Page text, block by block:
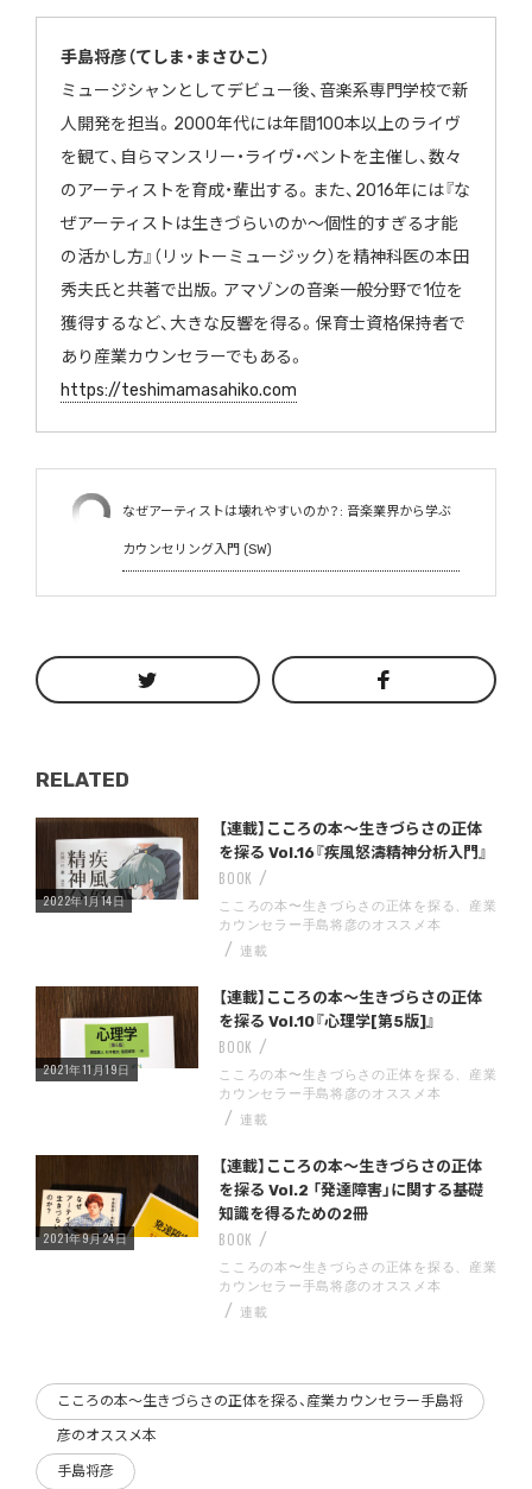
手島将彦（てしま・まさひこ）
ミュージシャンとしてデビュー後、音楽系専門学校で新
人開発を担当。2000年代には年間100本以上のライヴ
を観て、自らマンスリー・ライヴ・ベントを主催し、数々
のアーティストを育成・輩出する。また、2016年には『な
ぜアーティストは生きづらいのか～個性的すぎる才能
の活かし方』（リットーミュージック）を精神科医の本田
秀夫氏と共著で出版。アマゾンの音楽一般分野で1位を
獲得するなど、大きな反響を得る。保育士資格保持者で
あり産業カウンセラーでもある。
https://teshimamasahiko.com
なぜアーティストは壊れやすいのか？: 音楽業界から学ぶ
カウンセリング入門 (SW)
RELATED
Warning : Undefined variable $post_id in
/home/storywriter/storywriter.tokyo/public_html/wp-content/themes/StoryWriter/single.phpon line242
【連載】こころの本〜生きづらさの正体
を探る Vol.16『疾風怒濤精神分析入門』
2022年1月14日
BOOK
こころの本〜生きづらさの正体を探る、産業
カウンセラー手島将彦のオススメ本
連載
Warning : Undefined variable $post_id in
/home/storywriter/storywriter.tokyo/public_html/wp-content/themes/StoryWriter/single.phpon line242
【連載】こころの本〜生きづらさの正体
を探る Vol.10『心理学[第5版]』
2021年11月19日
BOOK
こころの本〜生きづらさの正体を探る、産業
カウンセラー手島将彦のオススメ本
連載
Warning : Undefined variable $post_id in
/home/storywriter/storywriter.tokyo/public_html/wp-content/themes/StoryWriter/single.phpon line242
【連載】こころの本〜生きづらさの正体
を探る Vol.2 「発達障害」に関する基礎
知識を得るための2冊
2021年9月24日
BOOK
こころの本〜生きづらさの正体を探る、産業
カウンセラー手島将彦のオススメ本
連載
こころの本〜生きづらさの正体を探る、産業カウンセラー手島将
彦のオススメ本
手島将彦